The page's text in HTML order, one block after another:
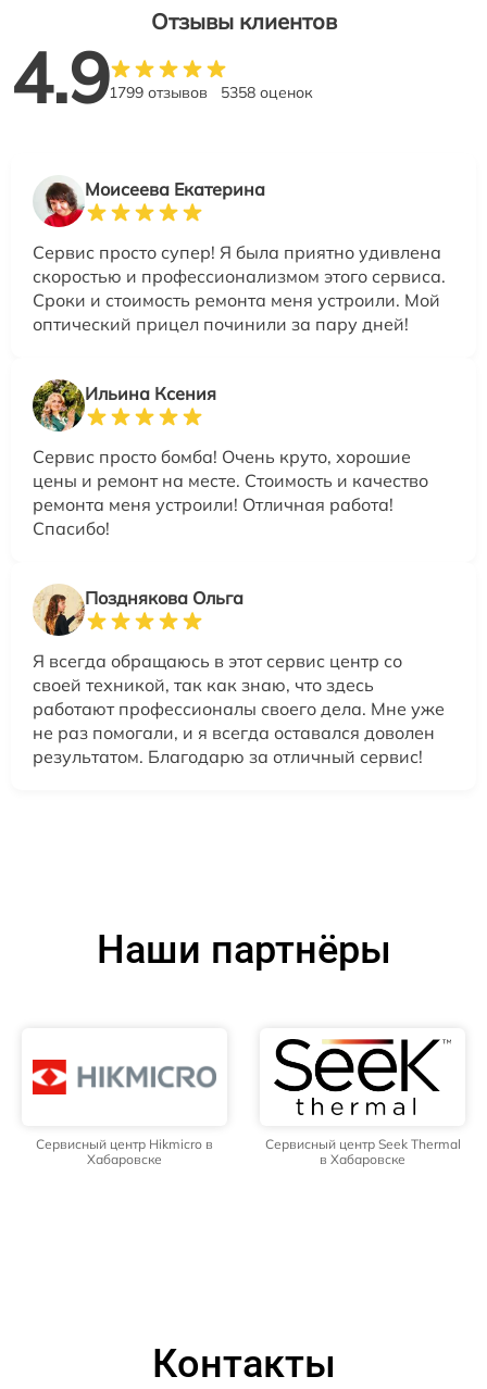
Отзывы клиентов
4.91799 отзывов 5358 оценок
Моисеева Екатерина
Сервис просто супер! Я была приятно удивлена
скоростью и профессионализмом этого сервиса.
Сроки и стоимость ремонта меня устроили. Мой
оптический прицел починили за пару дней!
Ильина Ксения
Сервис просто бомба! Очень круто, хорошие
цены и ремонт на месте. Стоимость и качество
ремонта меня устроили! Отличная работа!
Спасибо!
Позднякова Ольга
Я всегда обращаюсь в этот сервис центр со
своей техникой, так как знаю, что здесь
работают профессионалы своего дела. Мне уже
не раз помогали, и я всегда оставался доволен
результатом. Благодарю за отличный сервис!
Наши партнёры
Сервисный центр Hikmicro в
Хабаровске
Сервисный центр Seek Thermal
в Хабаровске
Контакты